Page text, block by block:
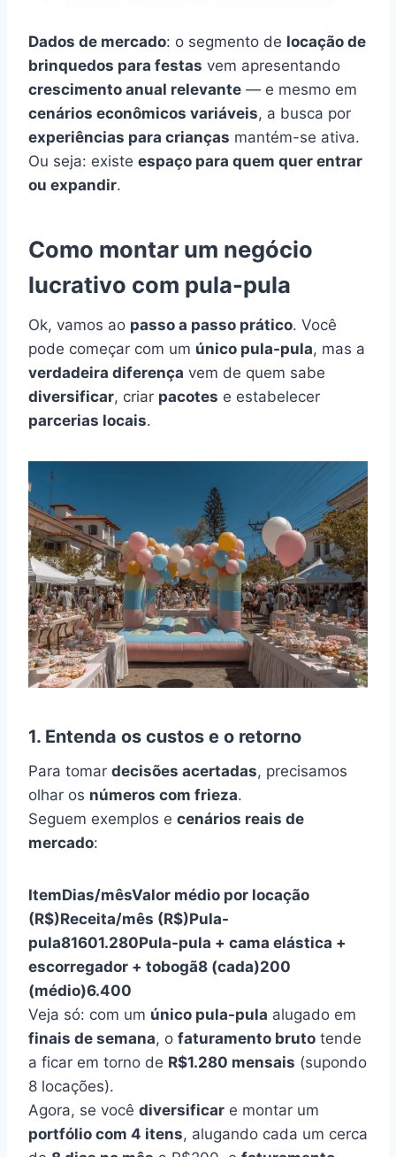
Dados de mercado: o segmento de locação de
brinquedos para festas vem apresentando
crescimento anual relevante — e mesmo em
cenários econômicos variáveis, a busca por
experiências para crianças mantém-se ativa.
Ou seja: existe espaço para quem quer entrar
ou expandir.
Como montar um negócio
lucrativo com pula-pula
Ok, vamos ao passo a passo prático. Você
pode começar com um único pula-pula, mas a
verdadeira diferença vem de quem sabe
diversificar, criar pacotes e estabelecer
parcerias locais.
1. Entenda os custos e o retorno
Para tomar decisões acertadas, precisamos
olhar os números com frieza.
Seguem exemplos e cenários reais de
mercado:
ItemDias/mêsValor médio por locação
(R$)Receita/mês (R$)Pula-
pula81601.280Pula-pula + cama elástica +
escorregador + tobogã8 (cada)200
(médio)6.400
Veja só: com um único pula-pula alugado em
finais de semana, o faturamento bruto tende
a ficar em torno de R$1.280 mensais (supondo
8 locações).
Agora, se você diversificar e montar um
portfólio com 4 itens, alugando cada um cerca